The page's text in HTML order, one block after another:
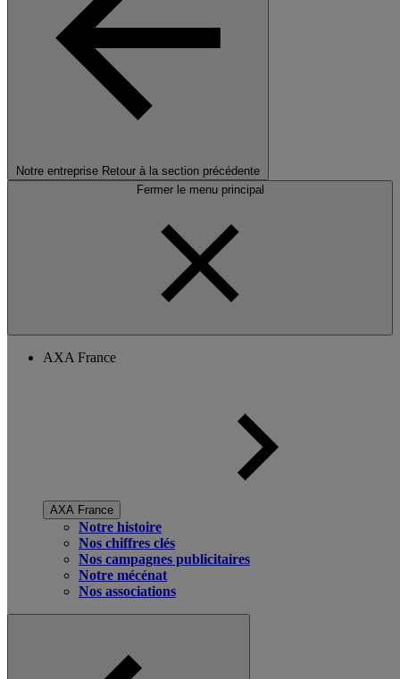
Notre entreprise Retour à la section précédente
Fermer le menu principal
AXA France
AXA France
Notre histoire
Nos chiffres clés
Nos campagnes publicitaires
Notre mécénat
Nos associations